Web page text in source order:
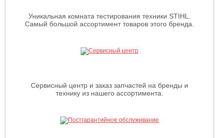
Уникальная комната тестирования техники STIHL.
Самый большой ассортимент товаров этого бренда.
Сервисный центр и заказ запчастей на бренды и
технику из нашего ассортимента.